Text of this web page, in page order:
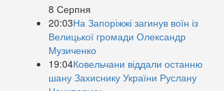
8 Серпня
20:03На Запоріжжі загинув воїн із
Велицької громади Олександр
Музиченко
19:04Ковельчани віддали останню
шану Захиснику України Руслану